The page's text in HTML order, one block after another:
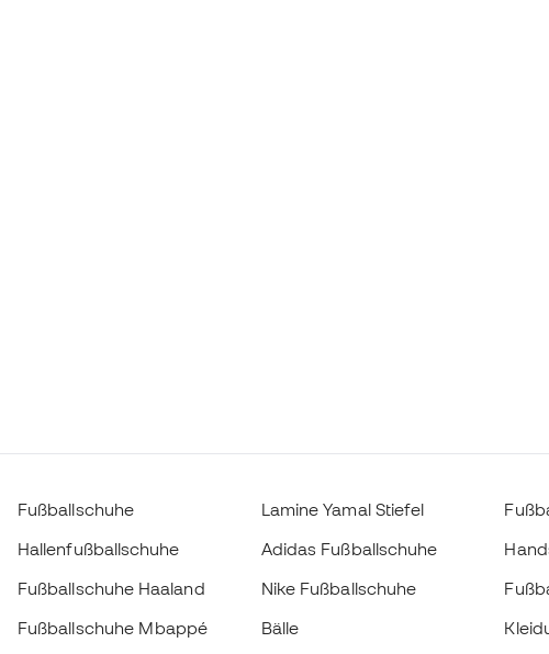
Fußballschuhe
Hallenfußballschuhe
Fußballschuhe Haaland
Fußballschuhe Mbappé
Lamine Yamal Stiefel
Adidas Fußballschuhe
Nike Fußballschuhe
Bälle